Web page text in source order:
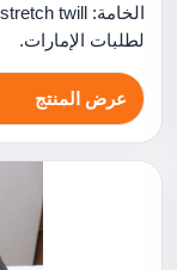
لطلبات الإمارات.
عرض المنتج